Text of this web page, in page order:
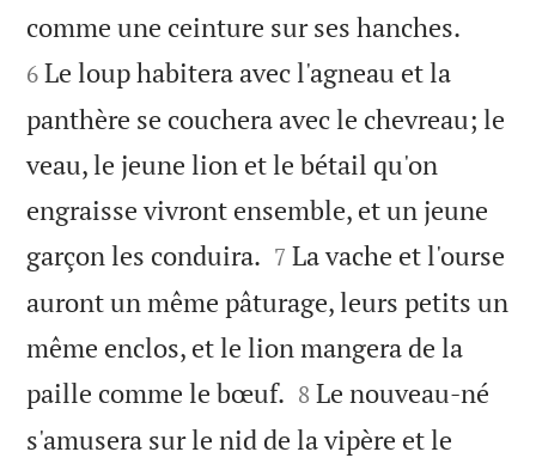
comme une ceinture sur ses hanches.
6 Le loup habitera avec l'agneau et la
panthère se couchera avec le chevreau; le
veau, le jeune lion et le bétail qu'on
engraisse vivront ensemble, et un jeune
garçon les conduira. 

7 La vache et l'ourse
auront un même pâturage, leurs petits un
même enclos, et le lion mangera de la
paille comme le bœuf. 

8 Le nouveau-né
s'amusera sur le nid de la vipère et le